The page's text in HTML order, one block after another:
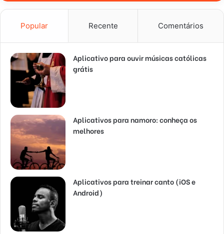
Popular Recente Comentários
Aplicativo para ouvir músicas católicas
grátis
Aplicativos para namoro: conheça os
melhores
Aplicativos para treinar canto (iOS e
Android)